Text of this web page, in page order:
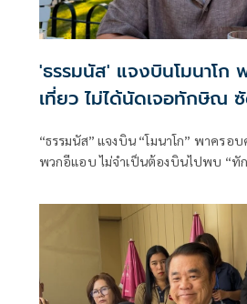
'ธรรมนัส' แจงบินโมนาโก
เที่ยว ไม่ได้นัดเจอทักษิณ
“ธรรมนัส” แจงบิน “โมนาโก” พาครอ
พวกอีแอบ ไม่จำเป็นต้องบินไปพบ “ทั